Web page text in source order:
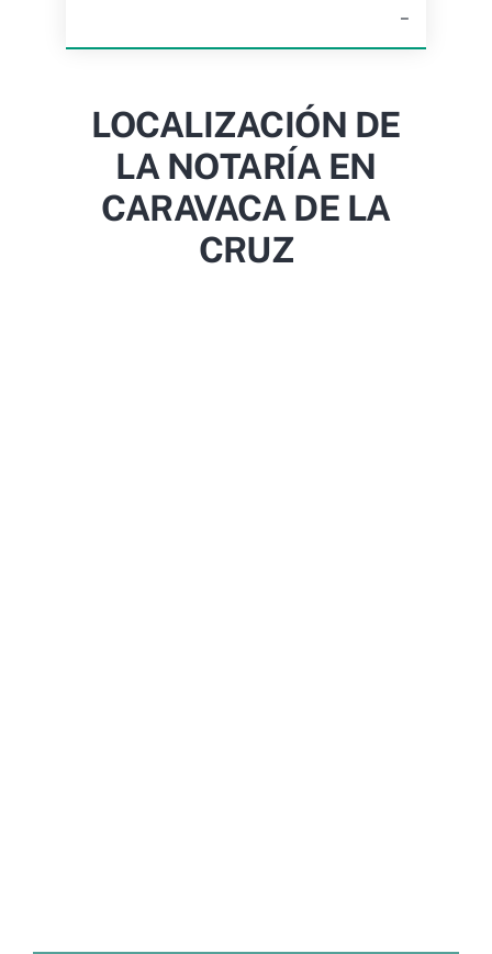
–
LOCALIZACIÓN DE
LA NOTARÍA EN
CARAVACA DE LA
CRUZ